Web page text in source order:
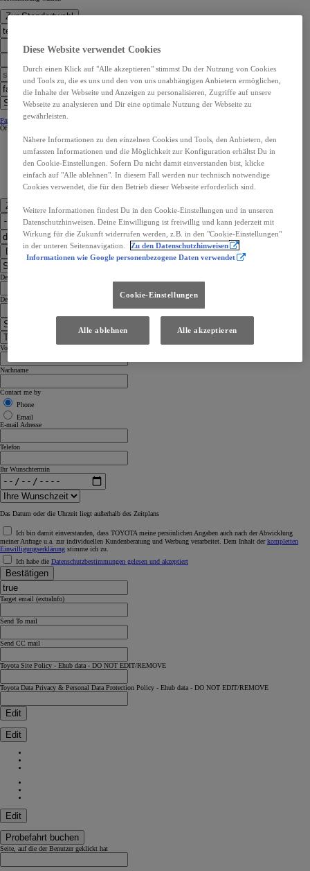
Zur Standortwahl
Partner Kontaktangaben:
Öffnungszeiten
Zu den Kontaktdaten
Dealer Finder
Dealer Language
Dealer Country
Vorname
Nachname
Contact me by
Phone
Email
E-mail Adresse
Telefon
Ihr Wunschtermin
Das Datum oder die Uhrzeit liegt außerhalb des Zeitplans
Ich bin damit einverstanden, dass TOYOTA meine persönlichen Angaben auch nach der Abwicklung
meiner Anfrage u.a. zur individuellen Kundenberatung und Werbung verarbeitet. Dem Inhalt derkompletten
Einwilligungserklärung stimme ich zu.
Ich habe die Datenschutzbestimmungen gelesen und akzeptiert
Bestätigen
Target email (extraInfo)
Send To mail
Send CC mail
Toyota Site Policy - Ehub data - DO NOT EDIT/REMOVE
Toyota Data Privacy & Personal Data Protection Policy - Ehub data - DO NOT EDIT/REMOVE
Edit
Edit
Edit
Probefahrt buchen
Seite, auf die der Benutzer geklickt hat
Diese Website verwendet Cookies
Durch einen Klick auf "Alle akzeptieren" stimmst Du der Nutzung von Cookies
und Tools zu, die es uns und den von uns unabhängigen Anbietern ermöglichen,
die Inhalte der Webseite und Anzeigen zu personalisieren, Zugriffe auf unsere
Webseite zu analysieren und Dir eine optimale Nutzung der Webseite zu
gewährleisten.
Nähere Informationen zu den einzelnen Cookies und Tools, den Anbietern, den
umfassten Informationen und die Möglichkeit zur Konfiguration erhältst Du in
den Cookie-Einstellungen. Sofern Du nicht damit einverstanden bist, klicke
einfach auf "Alle ablehnen". In diesem Fall werden nur technisch notwendige
Cookies verwendet, die für den Betrieb dieser Webseite erforderlich sind.
Weitere Informationen findest Du in den Cookie-Einstellungen und in unseren
Datenschutzhinweisen. Deine Einwilligung ist freiwillig und kann jederzeit mit
Wirkung für die Zukunft widerrufen werden, z.B. in den "Cookie-Einstellungen"
in der unteren Seitennavigation.
Zu den Datenschutzhinweisen
Informationen wie Google personenbezogene Daten verwendet
Cookie-Einstellungen
Alle ablehnen Alle akzeptieren